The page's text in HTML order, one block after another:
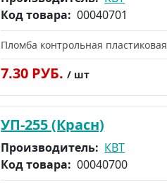
Код товара: 00040701
Пломба контрольная
7.30 РУБ./ шт
УП-255 (Красн)
Производитель: КВТ
Код товара: 00040700